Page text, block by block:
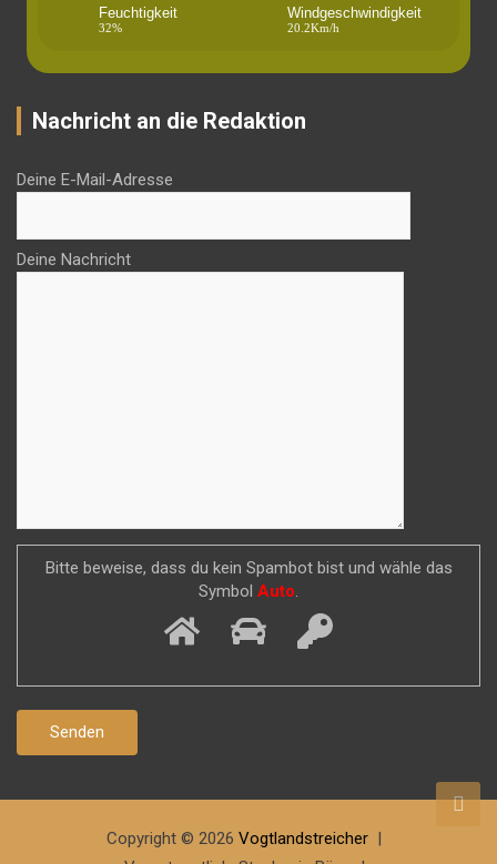
Feuchtigkeit
32%
Windgeschwindigkeit
20.2Km/h
Nachricht an die Redaktion
Deine E-Mail-Adresse
Deine Nachricht
Bitte beweise, dass du kein Spambot bist und wähle das
Symbol Auto.
Copyright © 2026 Vogtlandstreicher